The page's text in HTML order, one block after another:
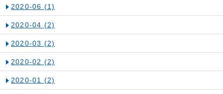
2020-06 (1)
2020-04 (2)
2020-03 (2)
2020-02 (2)
2020-01 (2)